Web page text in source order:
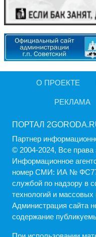
О ПРОЕКТЕ
РЕКЛАМА
ПОРТАЛ
Партнер
© 2004-2024, Все
Информационное
номер СМИ: ИА №
службой по надзору в
технологий и массовых
Администрация cайта
содержание